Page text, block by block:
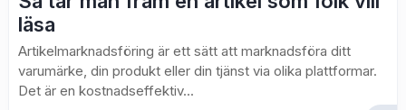
läsa
Artikelmarknadsföring är ett sätt att marknadsföra ditt
varumärke, din produkt eller din tjänst via olika plattformar.
Det är en kostnadseffektiv...